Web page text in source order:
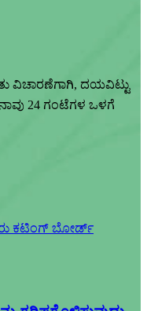
ವಿಚಾರಣೆಗಾಗಿ, ದಯವಿಟ್ಟು
24 ಗಂಟೆಗಳ ಒಳಗೆ